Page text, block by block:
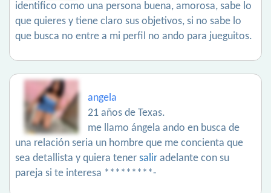
identifico como una persona buena, amorosa, sabe lo
que quieres y tiene claro sus objetivos, si no sabe lo
que busca no entre a mi perfil no ando para jueguitos.
angela
21 años de Texas.
me llamo ángela ando en busca de
una relación seria un hombre que me concienta que
sea detallista y quiera tener salir adelante con su
pareja si te interesa *********-